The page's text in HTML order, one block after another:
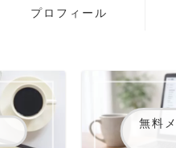
プロフィール
無料